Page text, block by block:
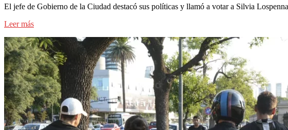
El jefe de Gobierno de la Ciudad destacó sus políticas y llamó a votar a Silvia
Leer más